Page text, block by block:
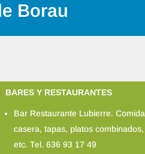
Borau
BARES Y RESTAURANTES
Bar Restaurante Lubierre. Comida
casera, tapas, platos combinados,
etc. Tel. 636 93 17 49